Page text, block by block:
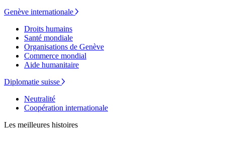
Genève internationale
Droits humains
Santé mondiale
Organisations de Genève
Commerce mondial
Aide humanitaire
Diplomatie suisse
Neutralité
Coopération internationale
Les meilleures histoires